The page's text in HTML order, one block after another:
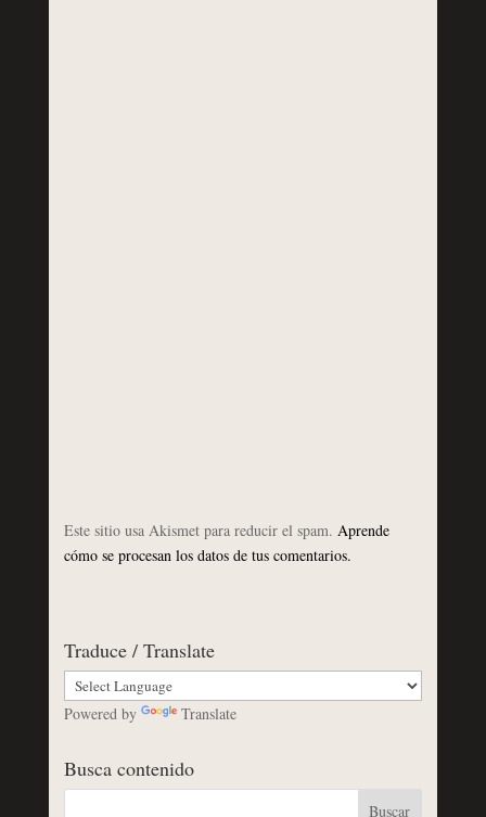
Este sitio usa Akismet para reducir el spam. Aprende
cómo se procesan los datos de tus comentarios.
Traduce / Translate
Powered by Translate
Busca contenido